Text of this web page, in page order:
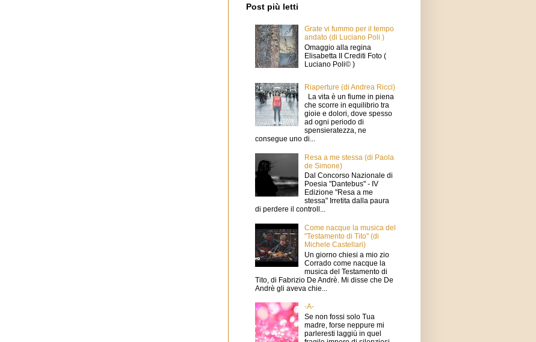
Post più letti
Grate vi fummo per il tempo
andato (di Luciano Poli )
Omaggio alla regina
Elisabetta II Crediti Foto (
Luciano Poli© )
Riaperture (di Andrea Ricci)
La vita è un fiume in piena
che scorre in equilibrio tra
gioie e dolori, dove spesso
ad ogni periodo di
spensieratezza, ne
consegue uno di...
Resa a me stessa (di Paola
de Simone)
Dal Concorso Nazionale di
Poesia "Dantebus" - IV
Edizione "Resa a me
stessa" Irretita dalla paura
di perdere il controll...
Come nacque la musica del
"Testamento di Tito" (di
Michele Castellari)
Un giorno chiesi a mio zio
Corrado come nacque la
musica del Testamento di
Tito, di Fabrizio De Andrè. Mi disse che De
Andrè gli aveva chie...
-A-
Se non fossi solo Tua
madre, forse neppure mi
parleresti laggiù in quel